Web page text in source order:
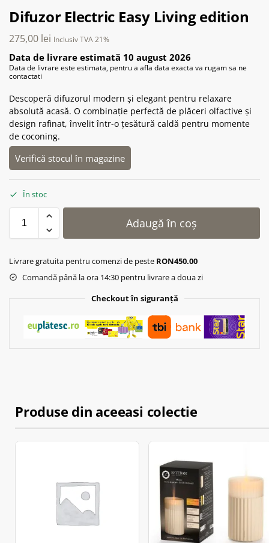
Difuzor Electric Easy Living edition
275,00 lei Inclusiv TVA 21%
Data de livrare estimată 10 august 2026
Data de livrare este estimata, pentru a afla data exacta va rugam sa ne
contactati
Descoperă difuzorul modern și elegant pentru relaxare
absolută acasă. O combinație perfectă de plăceri olfactive și
design rafinat, învelit într-o țesătură caldă pentru momente
de coconing.
Verifică stocul în magazine
În stoc
Adaugă în coș
Livrare gratuita pentru comenzi de peste RON450.00
Comandă până la ora 14:30 pentru livrare a doua zi
Checkout în siguranță
Produse din aceeasi colectie